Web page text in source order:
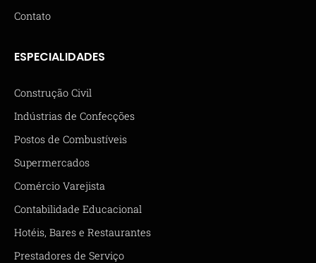
Contato
ESPECIALIDADES
Construção Civil
Indústrias de Confecções
Postos de Combustíveis
Supermercados
Comércio Varejista
Contabilidade Educacional
Hotéis, Bares e Restaurantes
Prestadores de Serviço